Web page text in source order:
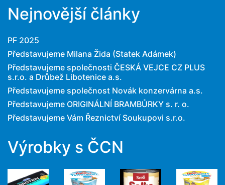
Nejnovější články
PF 2025
Představujeme Milana Žida (Statek Adámek)
Představujeme společnosti ČESKÁ VEJCE CZ PLUS
s.r.o. a Drůbež Libotenice a.s.
Představujeme společnost Novák konzervárna a.s.
Představujeme ORIGINÁLNÍ BRAMBŮRKY s. r. o.
Představujeme Vám Řeznictví Soukupovi s.r.o.
Výrobky s ČCN